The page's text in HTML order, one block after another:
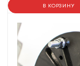
В КОРЗИНУ